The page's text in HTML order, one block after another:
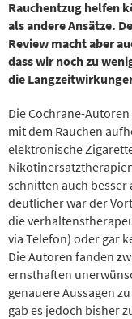
Rauchentzug helfen
als andere Ansätze.
Review macht aber
dass wir noch zu
die
Die Cochrane-
mit dem Rauchen
elektronische
schnitten auch
deutlicher war der
die
via Telefon) oder gar
Die Autoren fanden
ernsthaften
genauere Aussagen
gab es jedoch bisher